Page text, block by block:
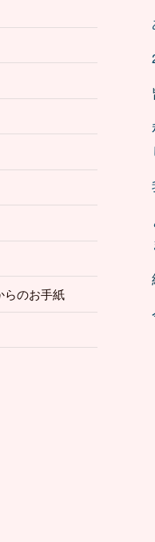
らのお手紙